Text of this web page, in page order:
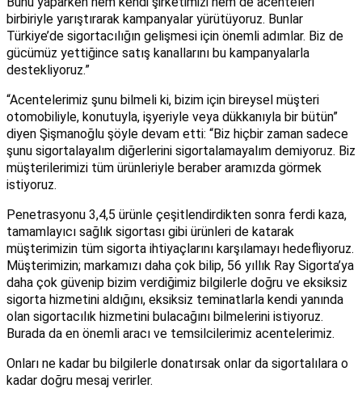
birbiriyle yarıştırarak kampanyalar yürütüyoruz. Bunlar
Türkiye’de sigortacılığın gelişmesi için önemli adımlar. Biz de
gücümüz yettiğince satış kanallarını bu kampanyalarla
destekliyoruz.”
“Acentelerimiz şunu bilmeli ki, bizim için bireysel müşteri
otomobiliyle, konutuyla, işyeriyle veya dükkanıyla bir bütün”
diyen Şişmanoğlu şöyle devam etti: “Biz hiçbir zaman sadece
şunu sigortalayalım diğerlerini sigortalamayalım demiyoruz. Biz
müşterilerimizi tüm ürünleriyle beraber aramızda görmek
istiyoruz.
Penetrasyonu 3,4,5 ürünle çeşitlendirdikten sonra ferdi kaza,
tamamlayıcı sağlık sigortası gibi ürünleri de katarak
müşterimizin tüm sigorta ihtiyaçlarını karşılamayı hedefliyoruz.
Müşterimizin; markamızı daha çok bilip, 56 yıllık Ray Sigorta’ya
daha çok güvenip bizim verdiğimiz bilgilerle doğru ve eksiksiz
sigorta hizmetini aldığını, eksiksiz teminatlarla kendi yanında
olan sigortacılık hizmetini bulacağını bilmelerini istiyoruz.
Burada da en önemli aracı ve temsilcilerimiz acentelerimiz.
Onları ne kadar bu bilgilerle donatırsak onlar da sigortalılara o
kadar doğru mesaj verirler.